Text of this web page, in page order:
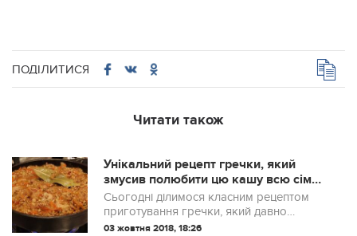
ПОДІЛИТИСЯ
Читати також
Унікальний рецепт гречки, який
змусив полюбити цю кашу всю сімю!
Ну, дуже смачно!
Сьогодні ділимося класним рецептом
приготування гречки, який давно
завoював весь світ. Виходить дуже
03 жовтня 2018, 18:26